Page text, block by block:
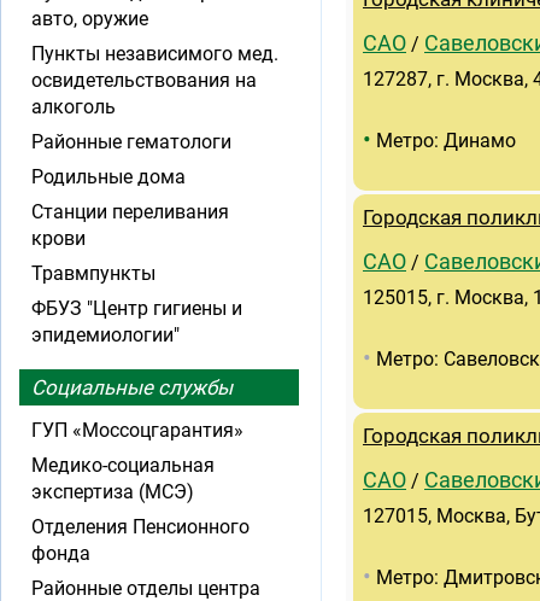
САО /
127287, г. Москва,
• Метро: Динамо
Городская
САО /
125015, г. Москва,
• Метро:
Городская
САО /
127015, Москва,
• Метро:
авто, оружие
Пункты независимого мед.
освидетельствования на
алкоголь
Районные гематологи
Родильные дома
Станции переливания
крови
Травмпункты
ФБУЗ "Центр гигиены и
эпидемиологии"
Социальные службы
ГУП «Моссоцгарантия»
Медико-социальная
экспертиза (МСЭ)
Отделения Пенсионного
фонда
Районные отделы центра